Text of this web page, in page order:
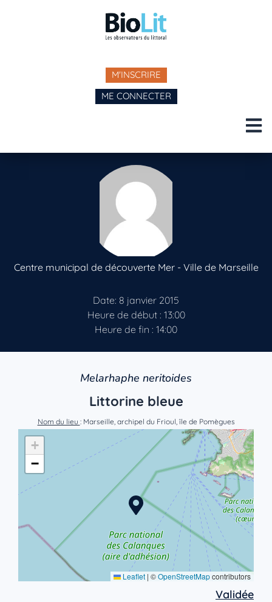
M'INSCRIRE
ME CONNECTER
Centre municipal de découverte Mer - Ville de Marseille
Date: 8 janvier 2015
Heure de début : 13:00
Heure de fin : 14:00
Melarhaphe neritoides
Littorine bleue
Nom du lieu : Marseille, archipel du Frioul, île de Pomègues
+
−
Leaflet | ©OpenStreetMapcontributors
Validée